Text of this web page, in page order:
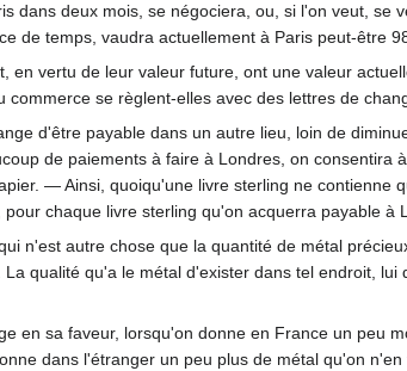
dans deux mois, se négociera, ou, si l'on veut,
de temps, vaudra actuellement à Paris peut-être
en vertu de leur valeur future, ont une valeur
se règlent-elles avec des lettres de
d'être payable dans un autre lieu, loin de
de paiements à faire à Londres, on
— Ainsi, quoiqu'une livre sterling ne
chaque livre sterling qu'on acquerra payable à
n'est autre chose que la quantité de métal
qualité qu'a le métal d'exister dans tel endroit,
en sa faveur, lorsqu'on donne en France un peu
dans l'étranger un peu plus de métal qu'on